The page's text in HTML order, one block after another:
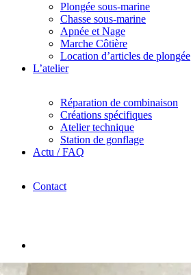
Plongée sous-marine
Chasse sous-marine
Apnée et Nage
Marche Côtière
Location d’articles de plongée
L’atelier
Réparation de combinaison
Créations spécifiques
Atelier technique
Station de gonflage
Actu / FAQ
Contact